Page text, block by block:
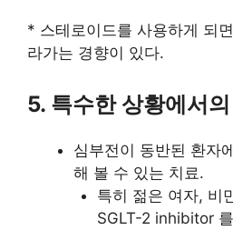
* 스테로이드를 사용하게 되
라가는 경향이 있다.
5. 특수한 상황에서
심부전이 동반된 환자
해 볼 수 있는 치료.
특히 젊은 여자, 비
SGLT-2 inhibitor